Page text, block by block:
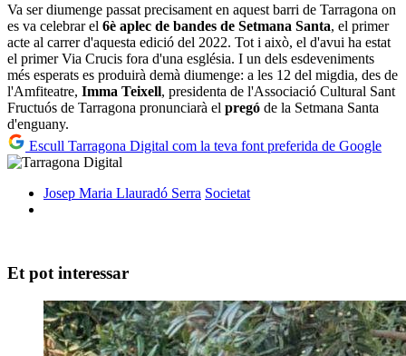
Va ser diumenge passat precisament en aquest barri de Tarragona on
es va celebrar el 6è aplec de bandes de Setmana Santa, el primer
acte al carrer d'aquesta edició del 2022. Tot i això, el d'avui ha estat
el primer Via Crucis fora d'una església. I un dels esdeveniments
més esperats es produirà demà diumenge: a les 12 del migdia, des de
l'Amfiteatre, Imma Teixell, presidenta de l'Associació Cultural Sant
Fructuós de Tarragona pronunciarà el pregó de la Setmana Santa
d'enguany.
Escull Tarragona Digital com la teva font preferida de Google
Josep Maria Llauradó Serra Societat
Et pot interessar